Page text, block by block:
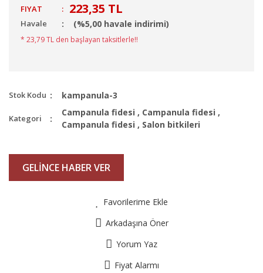
FIYAT : 223,35 TL
Havale (%5,00 havale indirimi)
* 23,79 TL den başlayan taksitlerle!!
Stok Kodu kampanula-3
Kategori
Campanula fidesi , Campanula fidesi ,
Campanula fidesi , Salon bitkileri
GELİNCE HABER VER
Favorilerime Ekle
Arkadaşına Öner
Yorum Yaz
Fiyat Alarmı